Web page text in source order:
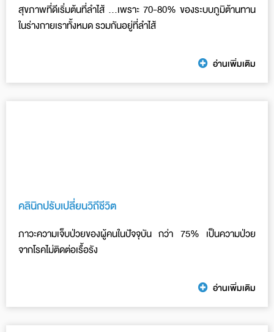
สุขภาพที่ดีเริ่มต้นที่ลำไส้ …เพราะ 70-80% ของระบบภูมิต้านทาน
ในร่างกายเราทั้งหมด รวมกันอยู่ที่ลำไส้
อ่านเพิ่มเติม
คลินิกปรับเปลี่ยนวิถีชีวิต
ภาวะความเจ็บป่วยของผู้คนในปัจจุบัน กว่า 75% เป็นความป่วย
จากโรคไม่ติดต่อเรื้อรัง
อ่านเพิ่มเติม